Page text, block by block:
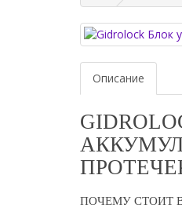
Описание
ПОЧЕМУ СТОИТ